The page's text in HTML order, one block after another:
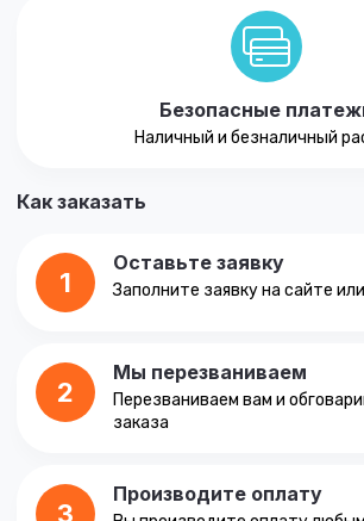
Безопасные
Наличный и безналичный
Как заказать
1
Оставьте заявку
Заполните заявку на сайте
2
Мы перезваниваем
Перезваниваем вам и
заказа
3
Производите оплату